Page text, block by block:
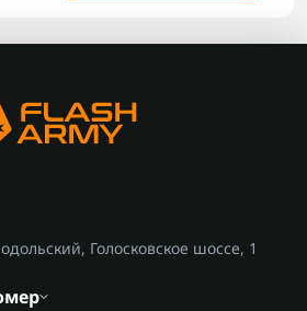
Голосковское шоссе, 1